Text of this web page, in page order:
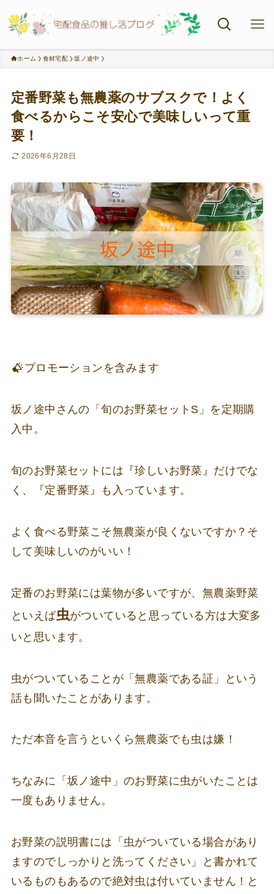
ホーム 食材宅配 坂ノ途中
定番野菜も無農薬のサブスクで！よく
食べるからこそ安心で美味しいって重
要！
2026年6月28日
プロモーションを含みます
坂ノ途中さんの「旬のお野菜セットS」を定期購
入中。
旬のお野菜セットには『珍しいお野菜』だけでな
く、『定番野菜』も入っています。
よく食べる野菜こそ無農薬が良くないですか？そ
して美味しいのがいい！
定番のお野菜には葉物が多いですが、無農薬野菜
といえば虫がついていると思っている方は大変多
いと思います。
虫がついていることが「無農薬である証」という
話も聞いたことがあります。
ただ本音を言うといくら無農薬でも虫は嫌！
ちなみに「坂ノ途中」のお野菜に虫がいたことは
一度もありません。
お野菜の説明書には「虫がついている場合があり
ますのでしっかりと洗ってください」と書かれて
いるものもあるので絶対虫は付いていません！と